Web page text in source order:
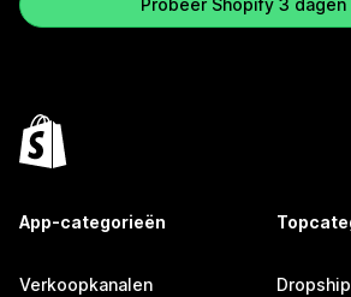
Probeer Shopify 3
App-categorieën
Verkoopkanalen